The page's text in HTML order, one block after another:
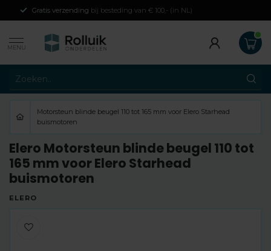
Gratis verzending bij besteding van € 100,- (in NL)
MENU
Motorsteun blinde beugel 110 tot 165 mm voor Elero Starhead
buismotoren
Elero Motorsteun blinde beugel 110 tot
165 mm voor Elero Starhead
buismotoren
ELERO